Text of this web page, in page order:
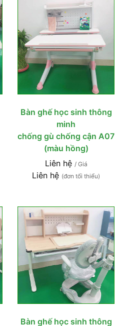
Bàn ghế học sinh thông
minh
chống gù chống cận A07
(màu hồng)
Liên hệ / Giá
Liên hệ (đơn tối thiểu)
Bàn ghế học sinh thông